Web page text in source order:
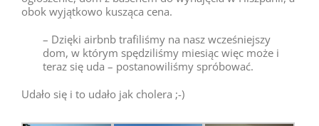
obok wyjątkowo kusząca cena.
– Dzięki airbnb trafiliśmy na nasz wcześniejszy
dom, w którym spędziliśmy miesiąc więc może i
teraz się uda – postanowiliśmy spróbować.
Udało się i to udało jak cholera ;-)